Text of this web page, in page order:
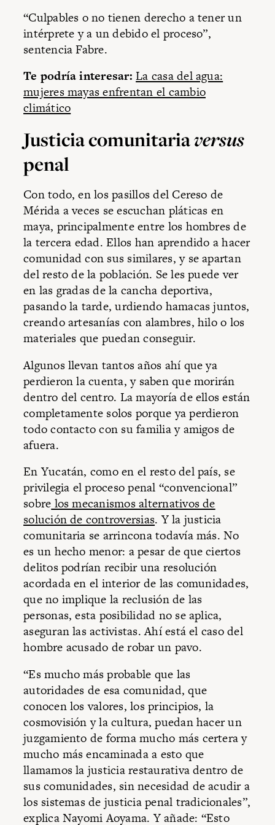
“Culpables o no tienen derecho a tener un
intérprete y a un debido el proceso”,
sentencia Fabre.
Te podría interesar: La casa del agua:
mujeres mayas enfrentan el cambio
climático
Justicia comunitariaversus
penal
Con todo, en los pasillos del Cereso de
Mérida a veces se escuchan pláticas en
maya, principalmente entre los hombres de
la tercera edad. Ellos han aprendido a hacer
comunidad con sus similares, y se apartan
del resto de la población. Se les puede ver
en las gradas de la cancha deportiva,
pasando la tarde, urdiendo hamacas juntos,
creando artesanías con alambres, hilo o los
materiales que puedan conseguir.
Algunos llevan tantos años ahí que ya
perdieron la cuenta, y saben que morirán
dentro del centro. La mayoría de ellos están
completamente solos porque ya perdieron
todo contacto con su familia y amigos de
afuera.
En Yucatán, como en el resto del país, se
privilegia el proceso penal “convencional”
sobre los mecanismos alternativos de
solución de controversias. Y la justicia
comunitaria se arrincona todavía más. No
es un hecho menor: a pesar de que ciertos
delitos podrían recibir una resolución
acordada en el interior de las comunidades,
que no implique la reclusión de las
personas, esta posibilidad no se aplica,
aseguran las activistas. Ahí está el caso del
hombre acusado de robar un pavo.
“Es mucho más probable que las
autoridades de esa comunidad, que
conocen los valores, los principios, la
cosmovisión y la cultura, puedan hacer un
juzgamiento de forma mucho más certera y
mucho más encaminada a esto que
llamamos la justicia restaurativa dentro de
sus comunidades, sin necesidad de acudir a
los sistemas de justicia penal tradicionales”,
explica Nayomi Aoyama. Y añade: “Esto